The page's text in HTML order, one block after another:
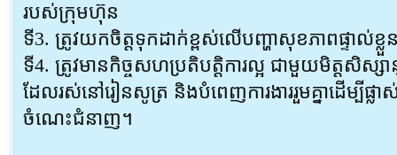
របស់ក្រុមហ៊ុន
ទី3. ត្រូវយកចិត្តទុកដាក់ខ្ពស់លើបញ្ហាសុខភាពផ្ទាល់ខ្លួ
ទី4. ត្រូវមានកិច្ចសហប្រតិបត្តិការល្អ ជាមួយមិត្តសិស្
ដែលរស់នៅរៀនសូត្រ និងបំពេញការងាររួមគ្នាដើម្បីផ្
ចំណេះជំនាញ។